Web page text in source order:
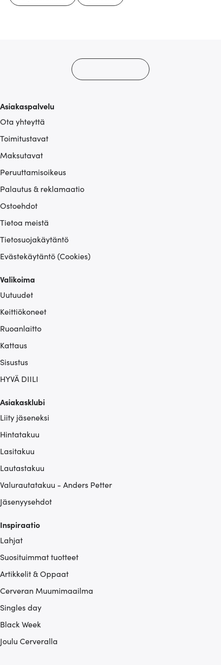
Asiakaspalvelu
Ota yhteyttä
Toimitustavat
Maksutavat
Peruuttamisoikeus
Palautus & reklamaatio
Ostoehdot
Tietoa meistä
Tietosuojakäytäntö
Evästekäytäntö (Cookies)
Valikoima
Uutuudet
Keittiökoneet
Ruoanlaitto
Kattaus
Sisustus
HYVÄ DIILI
Asiakasklubi
Liity jäseneksi
Hintatakuu
Lasitakuu
Lautastakuu
Valurautatakuu - Anders Petter
Jäsenyysehdot
Inspiraatio
Lahjat
Suosituimmat tuotteet
Artikkelit & Oppaat
Cerveran Muumimaailma
Singles day
Black Week
Joulu Cerveralla